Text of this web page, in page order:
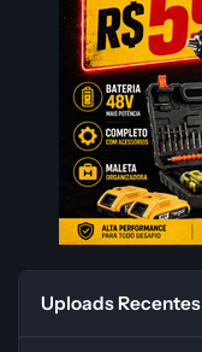
Uploads Recentes